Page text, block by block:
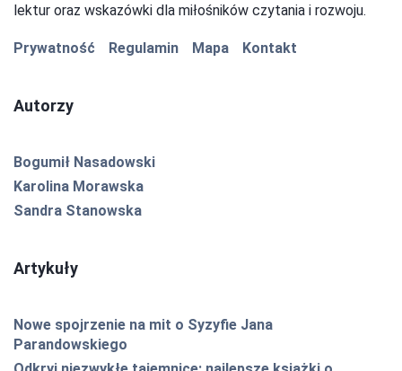
lektur oraz wskazówki dla miłośników czytania i rozwoju.
Prywatność Regulamin Mapa Kontakt
Autorzy
Bogumił Nasadowski
Karolina Morawska
Sandra Stanowska
Artykuły
Nowe spojrzenie na mit o Syzyfie Jana
Parandowskiego